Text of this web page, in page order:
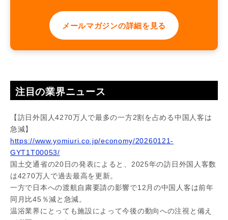
メールマガジンの詳細を見る
注目の業界ニュース
【訪日外国人4270万人で最多の一方2割を占める中国人客は
急減】
https://www.yomiuri.co.jp/economy/20260121-
GYT1T00053/
国土交通省の20日の発表によると、2025年の訪日外国人客数
は4270万人で過去最高を更新。
一方で日本への渡航自粛要請の影響で12月の中国人客は前年
同月比45％減と急減。
温浴業界にとっても施設によって今後の動向への注視と備え